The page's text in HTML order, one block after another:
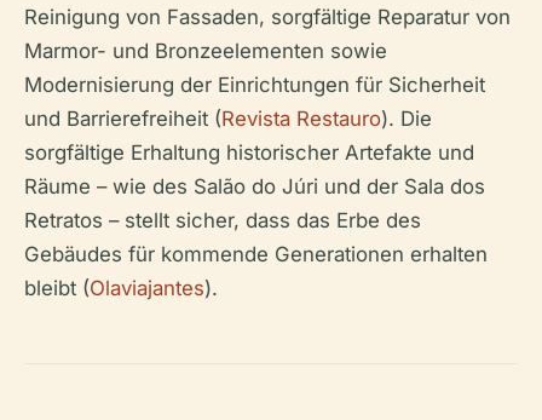
Reinigung von Fassaden, sorgfältige Reparatur von
Marmor- und Bronzeelementen sowie
Modernisierung der Einrichtungen für Sicherheit
und Barrierefreiheit (Revista Restauro). Die
sorgfältige Erhaltung historischer Artefakte und
Räume – wie des Salão do Júri und der Sala dos
Retratos – stellt sicher, dass das Erbe des
Gebäudes für kommende Generationen erhalten
bleibt (Olaviajantes).